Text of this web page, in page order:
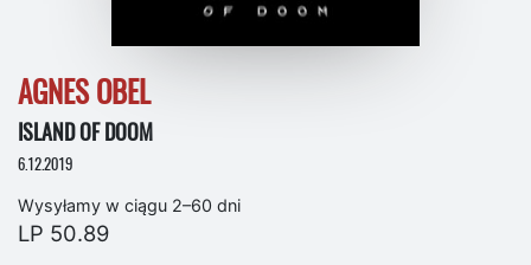
AGNES OBEL
ISLAND OF DOOM
6.12.2019
Wysyłamy w ciągu 2–60 dni
LP 50.89